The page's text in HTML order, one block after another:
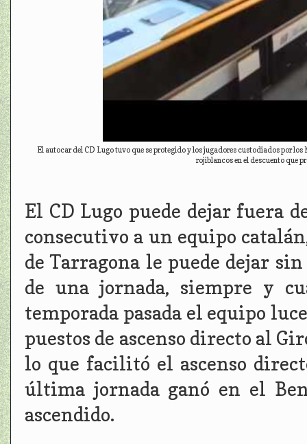
El autocar del CD Lugo tuvo que se protegido y los jugadores custodiados por
rojiblancos en el descuento que
El CD Lugo puede dejar fuera
consecutivo a un equipo
de Tarragona le puede dejar
de una jornada, siempre y
temporada pasada el equipo
puestos de ascenso directo al
lo que facilitó el ascenso
última jornada ganó en el
ascendido.